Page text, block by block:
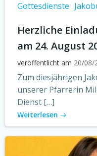
Gottesdienste
Herzliche
am 24. August
veröffentlicht am 20/08/
Zum diesjährigen
unserer Pfarrerin
Dienst […]
Weiterlesen